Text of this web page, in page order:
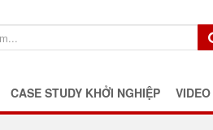
CASE STUDY KHỞI NGHIỆP VIDEO